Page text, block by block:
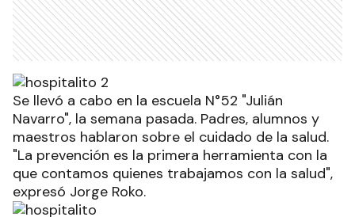
Se llevó a cabo en la escuela N°52 "Julián
Navarro", la semana pasada. Padres, alumnos y
maestros hablaron sobre el cuidado de la salud.
"La prevención es la primera herramienta con la
que contamos quienes trabajamos con la salud",
expresó Jorge Roko.